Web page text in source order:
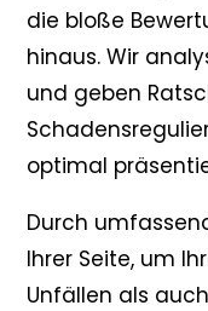
die bloße
hinaus. Wir
und geben
optimal
Durch
Ihrer Seite, um
Unfällen als